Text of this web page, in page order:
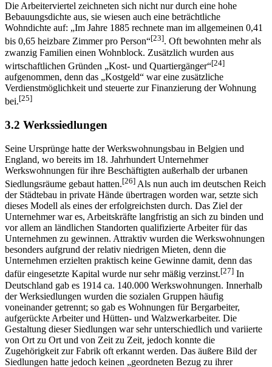
Die Arbeiterviertel zeichneten sich nicht nur durch eine hohe
Bebauungsdichte aus, sie wiesen auch eine beträchtliche
Wohndichte auf: „Im Jahre 1885 rechnete man im allgemeinen 0,41
bis 0,65 heizbare Zimmer pro Person“[23]. Oft bewohnten mehr als
zwanzig Familien einen Wohnblock. Zusätzlich wurden aus
wirtschaftlichen Gründen „Kost- und Quartiergänger“[24]
aufgenommen, denn das „Kostgeld“ war eine zusätzliche
Verdienstmöglichkeit und steuerte zur Finanzierung der Wohnung
bei.[25]
3.2 Werkssiedlungen
Seine Ursprünge hatte der Werkswohnungsbau in Belgien und
England, wo bereits im 18. Jahrhundert Unternehmer
Werkswohnungen für ihre Beschäftigten außerhalb der urbanen
Siedlungsräume gebaut hatten.[26] Als nun auch im deutschen Reich
der Städtebau in private Hände übertragen worden war, setzte sich
dieses Modell als eines der erfolgreichsten durch. Das Ziel der
Unternehmer war es, Arbeitskräfte langfristig an sich zu binden und
vor allem an ländlichen Standorten qualifizierte Arbeiter für das
Unternehmen zu gewinnen. Attraktiv wurden die Werkswohnungen
besonders aufgrund der relativ niedrigen Mieten, denn die
Unternehmen erzielten praktisch keine Gewinne damit, denn das
dafür eingesetzte Kapital wurde nur sehr mäßig verzinst.[27] In
Deutschland gab es 1914 ca. 140.000 Werkswohnungen. Innerhalb
der Werksiedlungen wurden die sozialen Gruppen häufig
voneinander getrennt; so gab es Wohnungen für Bergarbeiter,
aufgerückte Arbeiter und Hütten- und Walzwerkarbeiter. Die
Gestaltung dieser Siedlungen war sehr unterschiedlich und variierte
von Ort zu Ort und von Zeit zu Zeit, jedoch konnte die
Zugehörigkeit zur Fabrik oft erkannt werden. Das äußere Bild der
Siedlungen hatte jedoch keinen „geordneten Bezug zu ihrer